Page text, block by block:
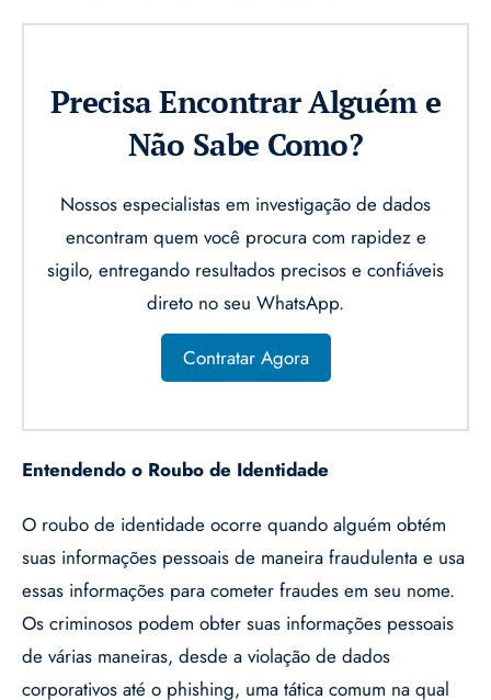
Precisa Encontrar Alguém e
Não Sabe Como?
Nossos especialistas em investigação de dados
encontram quem você procura com rapidez e
sigilo, entregando resultados precisos e confiáveis
direto no seu WhatsApp.
Contratar Agora
Entendendo o Roubo de Identidade
O roubo de identidade ocorre quando alguém obtém
suas informações pessoais de maneira fraudulenta e usa
essas informações para cometer fraudes em seu nome.
Os criminosos podem obter suas informações pessoais
de várias maneiras, desde a violação de dados
corporativos até o phishing, uma tática comum na qual